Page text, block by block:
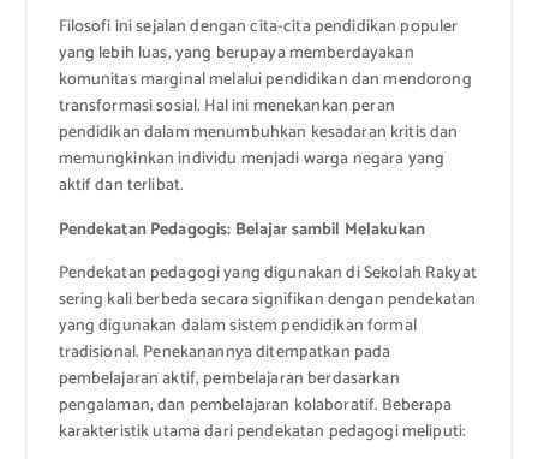
Filosofi ini sejalan dengan cita-cita pendidikan populer
yang lebih luas, yang berupaya memberdayakan
komunitas marginal melalui pendidikan dan mendorong
transformasi sosial. Hal ini menekankan peran
pendidikan dalam menumbuhkan kesadaran kritis dan
memungkinkan individu menjadi warga negara yang
aktif dan terlibat.
Pendekatan Pedagogis: Belajar sambil Melakukan
Pendekatan pedagogi yang digunakan di Sekolah Rakyat
sering kali berbeda secara signifikan dengan pendekatan
yang digunakan dalam sistem pendidikan formal
tradisional. Penekanannya ditempatkan pada
pembelajaran aktif, pembelajaran berdasarkan
pengalaman, dan pembelajaran kolaboratif. Beberapa
karakteristik utama dari pendekatan pedagogi meliputi: